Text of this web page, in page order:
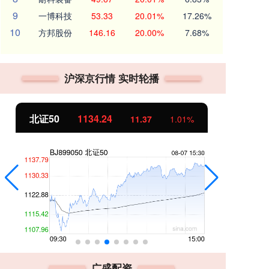
9 一博科技 53.33 20.01% 17.26%
10 方邦股份 146.16 20.00% 7.68%
沪深京行情 实时轮播
北证50 1134.24 11.37 1.01%